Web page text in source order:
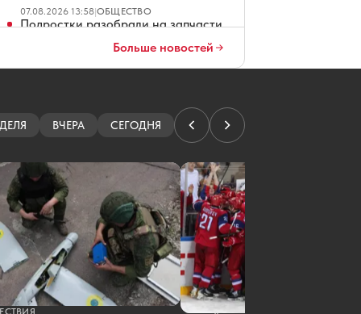
07.08.2026 13:58|ОБЩЕСТВО
Подростки разобрали на запчасти
В «ТНС энерго Ярославль» подвели
НОВОСТИ КОМПАНИЙ
Жена Александра Радулова
напомнила о чудесном спасении
07.08.2026 13:06
Названа дата открытия основной
арены волейбольного центра в
Ярославле
07.08.2026 12:07 |НАУКА
Ярославцу грозит пожизненный
срок за госизмену
07.08.2026 11:53 ПРОИСШЕСТВИЯ
Победителям забега в Ярославле
вручат бетонную крышку люка
Больше новостей
ВЧЕРА СЕГОДНЯ